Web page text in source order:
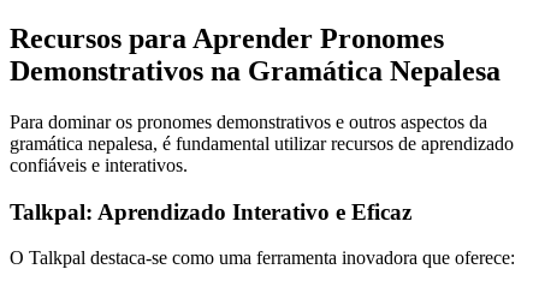
Recursos para Aprender Pronomes
Demonstrativos na Gramática Nepalesa
Para dominar os pronomes demonstrativos e outros aspectos da
gramática nepalesa, é fundamental utilizar recursos de aprendizado
confiáveis e interativos.
Talkpal: Aprendizado Interativo e Eficaz
O Talkpal destaca-se como uma ferramenta inovadora que oferece: